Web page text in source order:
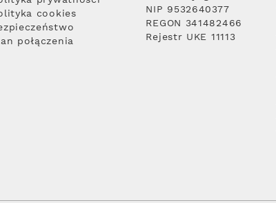
cookies
połączenia
NIP 9532640377
REGON 341482466
Rejestr UKE 11113